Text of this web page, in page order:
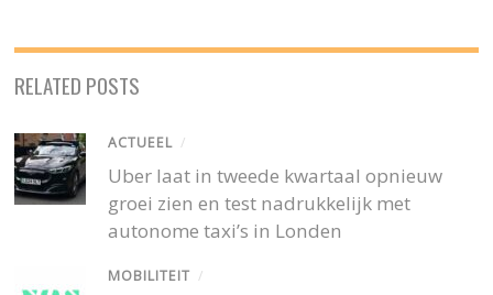
RELATED POSTS
ACTUEEL /
Uber laat in tweede kwartaal opnieuw
groei zien en test nadrukkelijk met
autonome taxi’s in Londen
MOBILITEIT /